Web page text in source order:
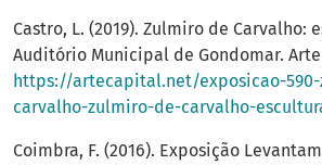
Castro, L. (2019). Zulmiro de Carvalho:
Auditório Municipal de Gondomar.
https://artecapital.net/exposicao-
carvalho-zulmiro-de-carvalho-
Coimbra, F. (2016). Exposição